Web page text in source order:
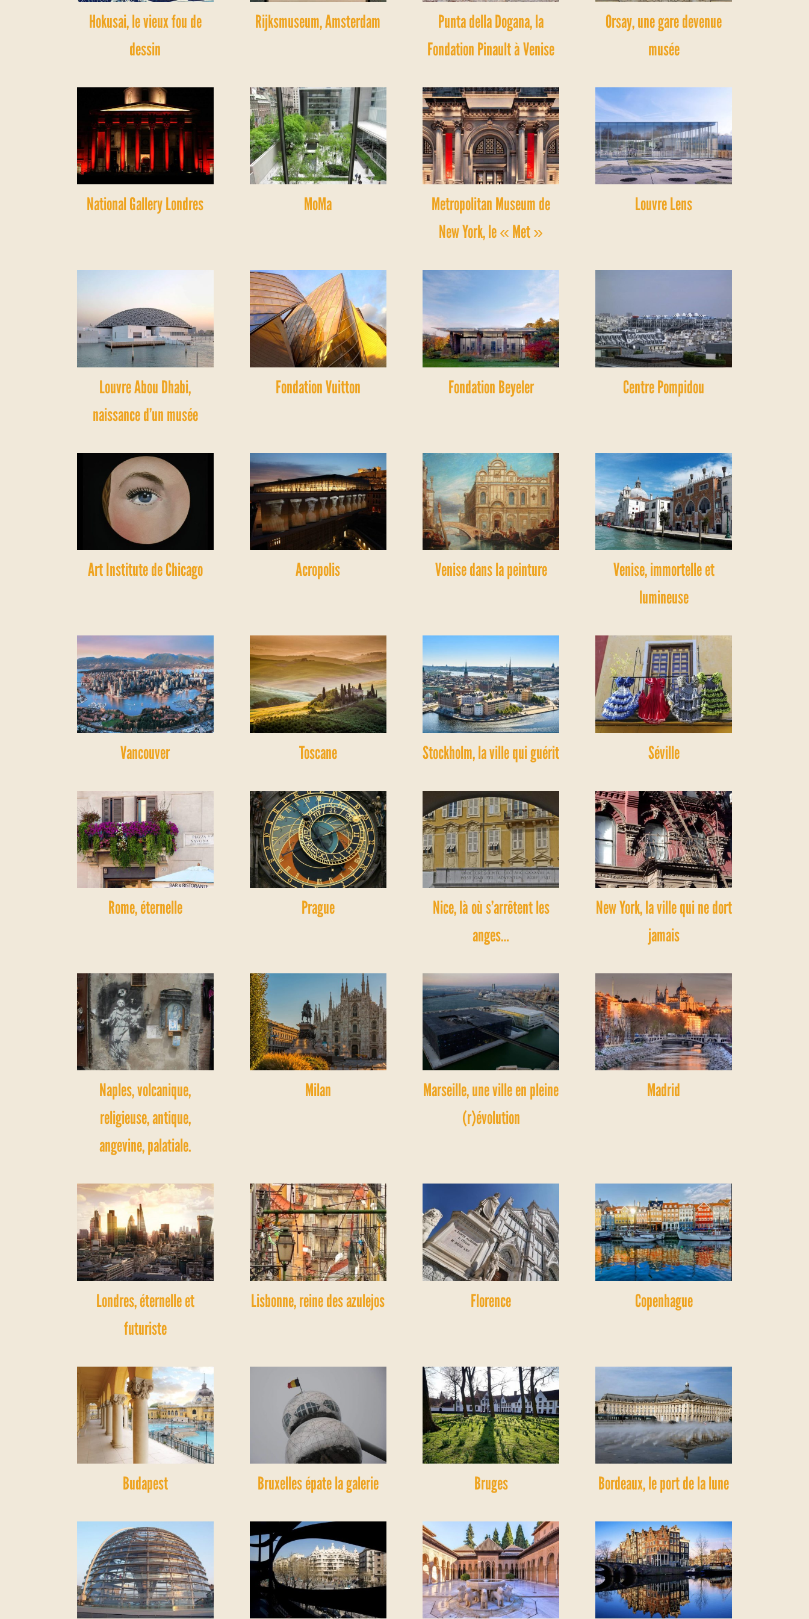
Hokusai, le vieux fou de
dessin
Rijksmuseum, Amsterdam
Punta della Dogana, la
Fondation Pinault à Venise
Orsay, une gare devenue
musée
National Gallery Londres MoMa
Metropolitan Museum de
New York, le « Met »
Louvre Lens
Louvre Abou Dhabi,
naissance d’un musée
Fondation Vuitton Fondation Beyeler Centre Pompidou
Art Institute de Chicago Acropolis Venise dans la peinture
Venise, immortelle et
lumineuse
Vancouver Toscane Stockholm, la ville qui guérit Séville
Rome, éternelle Prague
Nice, là où s’arrêtent les
anges…
New York, la ville qui ne dort
jamais
Naples, volcanique,
religieuse, antique,
angevine, palatiale.
Milan
Marseille, une ville en pleine
(r)évolution
Madrid
Londres, éternelle et
futuriste
Lisbonne, reine des azulejos Florence Copenhague
Budapest Bruxelles épate la galerie Bruges Bordeaux, le port de la lune